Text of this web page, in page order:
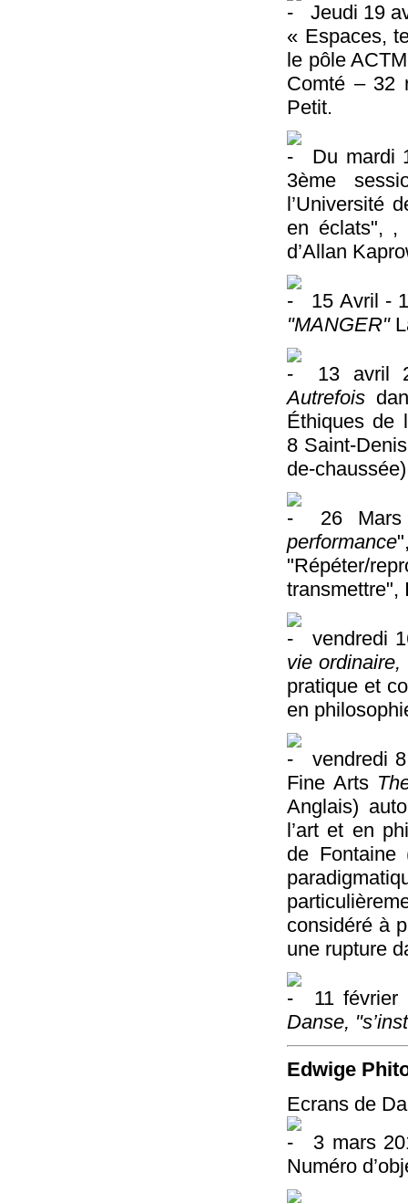
Jeudi 19
« Espaces,
le pôle
Comté – 32
Petit.
Du mardi
3ème
l’Université
en éclats", ,
d’Allan
15 Avril -
"MANGER"
13 avril
Autrefois
Éthiques de
8 Saint-
de-chaussée)
26
performance
"Répéter/
transmettre",
vendredi
vie ordinaire,
pratique et
en
vendredi
Fine Arts
Anglais)
l’art et en
de Fontaine
considéré à
une rupture
11
Danse,
Edwige
Ecrans de
3 mars
Numéro